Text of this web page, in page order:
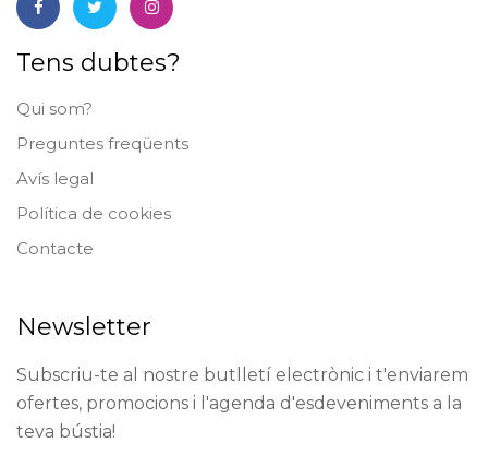
Tens dubtes?
Qui som?
Preguntes freqüents
Avís legal
Política de cookies
Contacte
Newsletter
Subscriu-te al nostre butlletí electrònic i t'enviarem
ofertes, promocions i l'agenda d'esdeveniments a la
teva bústia!